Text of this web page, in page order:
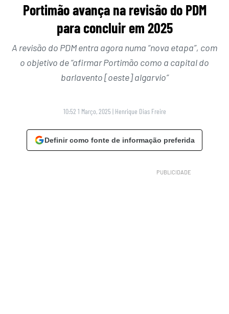
Portimão avança na revisão do PDM
para concluir em 2025
A revisão do PDM entra agora numa “nova etapa”, com
o objetivo de “afirmar Portimão como a capital do
barlavento [oeste] algarvio”
10:52 1 Março, 2025 | Henrique Dias Freire
Definir como fonte de informação preferida